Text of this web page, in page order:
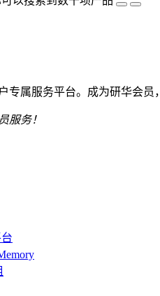
专属服务平台。成为研华会
服务！